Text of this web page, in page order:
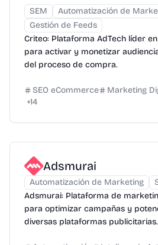
SEM
Automatización de
Gestión de Feeds
Criteo: Plataforma AdTech líder
para activar y monetizar
del proceso de compra.
SEO eCommerce Marketing
+14
Adsmurai
Automatización de Marketing
Adsmurai: Plataforma de
para optimizar campañas y
diversas plataformas publicitarias.